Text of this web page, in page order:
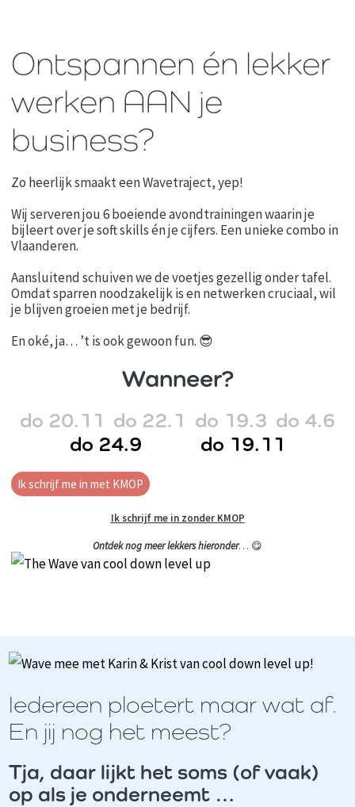
Ontspannen én lekker
werken AAN je
business?
Zo heerlijk smaakt een Wavetraject, yep!
Wij serveren jou 6 boeiende avondtrainingen waarin je
bijleert over je soft skills én je cijfers. Een unieke combo in
Vlaanderen.
Aansluitend schuiven we de voetjes gezellig onder tafel.
Omdat sparren noodzakelijk is en netwerken cruciaal, wil
je blijven groeien met je bedrijf.
En oké, ja… ’t is ook gewoon fun. 😎
Wanneer?
do 20.11 do 22.1 do 19.3 do 4.6
do 24.9
do 19.11
Ik schrijf me in met KMOP
Ik schrijf me in zonder KMOP
Ontdek nog meer lekkers hieronder… 😋
Iedereen ploetert maar wat af.
En jij nog het meest?
Tja, daar lijkt het soms (of vaak)
op als je onderneemt …